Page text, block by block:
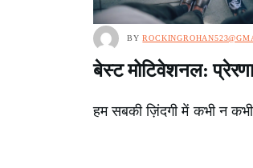
BY
बेस्ट मोटिवेशनल:
हम सबकी ज़िंदगी में कभी न